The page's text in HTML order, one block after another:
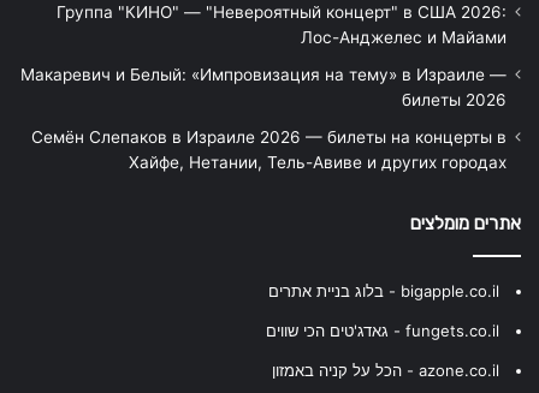
Группа "КИНО" — "Невероятный концерт" в США 2026:
Лос-Анджелес и Майами
Макаревич и Белый: «Импровизация на тему» в Израиле —
билеты 2026
Семён Слепаков в Израиле 2026 — билеты на концерты в
Хайфе, Нетании, Тель-Авиве и других городах
אתרים מומלצים
bigapple.co.il - בלוג בניית אתרים
fungets.co.il - גאדג'טים הכי שווים
azone.co.il - הכל על קניה באמזון